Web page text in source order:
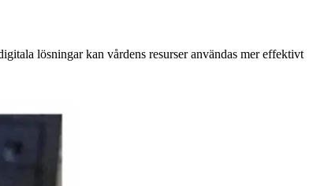
lösningar kan vårdens resurser användas mer effektivt